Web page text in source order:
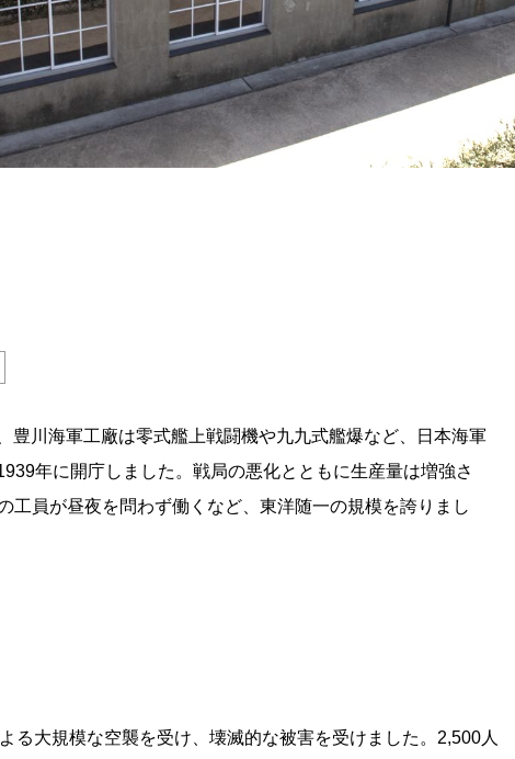
記事掲載基準
運営
特定商取引法に基づく表記
豊川海軍工廠は零式艦上戦闘機や九九式艦爆など、日本海軍
年に開庁しました。戦局の悪化とともに生産量は増強さ
工員が昼夜を問わず働くなど、東洋随一の規模を誇りまし
る大規模な空襲を受け、壊滅的な被害を受けました。2,500人